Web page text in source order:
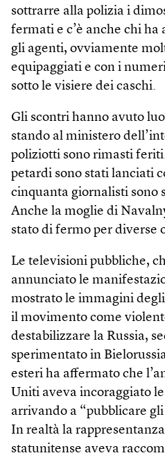
sottrarre alla polizia i
fermati e c’è anche chi
gli agenti, ovviamente
equipaggiati e con i
sotto le visiere dei caschi.
Gli scontri hanno avuto
stando al ministero
poliziotti sono rimasti
petardi sono stati lanciati
cinquanta giornalisti sono
Anche la moglie di
stato di fermo per diverse
Le televisioni pubbliche,
annunciato le
mostrato le immagini
il movimento come
destabilizzare la Russia,
sperimentato in
esteri ha affermato che
Uniti aveva incoraggiato
arrivando a “pubblicare
In realtà la
statunitense aveva